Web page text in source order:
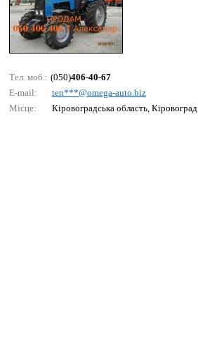
Тел. моб.: (050)406-40-67
E-mail:
tеn***@оmеgа-аutо.biz
Місце:
Кіровоградська область, Кіровоград